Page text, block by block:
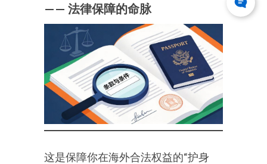
—— 法律保障的命脉
这是保障你在海外合法权益的“护身